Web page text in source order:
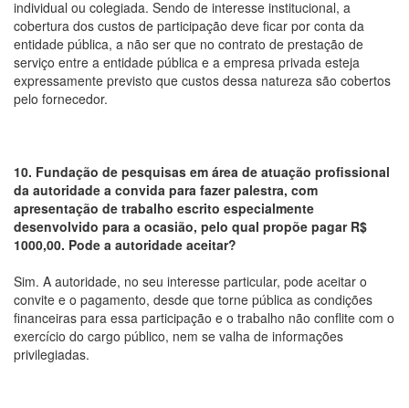
individual ou colegiada. Sendo de interesse institucional, a
cobertura dos custos de participação deve ficar por conta da
entidade pública, a não ser que no contrato de prestação de
serviço entre a entidade pública e a empresa privada esteja
expressamente previsto que custos dessa natureza são cobertos
pelo fornecedor.
10. Fundação de pesquisas em área de atuação profissional
da autoridade a convida para fazer palestra, com
apresentação de trabalho escrito especialmente
desenvolvido para a ocasião, pelo qual propõe pagar R$
1000,00. Pode a autoridade aceitar?
Sim. A autoridade, no seu interesse particular, pode aceitar o
convite e o pagamento, desde que torne pública as condições
financeiras para essa participação e o trabalho não conflite com o
exercício do cargo público, nem se valha de informações
privilegiadas.